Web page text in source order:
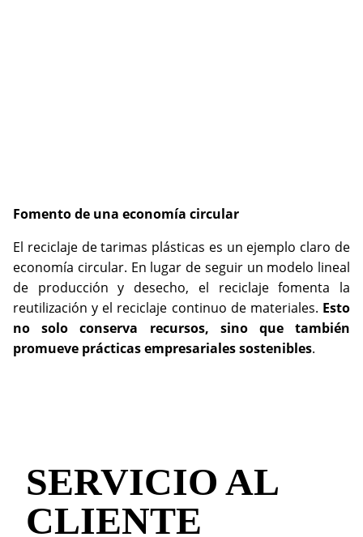
Fomento de una economía circular
El reciclaje de tarimas plásticas es un ejemplo claro de
economía circular. En lugar de seguir un modelo lineal
de producción y desecho, el reciclaje fomenta la
reutilización y el reciclaje continuo de materiales. Esto
no solo conserva recursos, sino que también
promueve prácticas empresariales sostenibles.
SERVICIO AL
CLIENTE